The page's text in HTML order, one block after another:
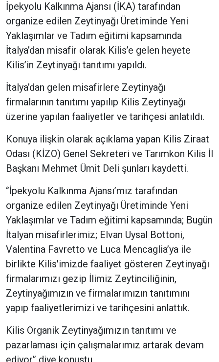
İpekyolu Kalkınma Ajansı (İKA) tarafından
organize edilen Zeytinyağı Üretiminde Yeni
Yaklaşımlar ve Tadım eğitimi kapsamında
İtalya’dan misafir olarak Kilis’e gelen heyete
Kilis’in Zeytinyağı tanıtımı yapıldı.
İtalya’dan gelen misafirlere Zeytinyağı
firmalarının tanıtımı yapılıp Kilis Zeytinyağı
üzerine yapılan faaliyetler ve tarihçesi anlatıldı.
Konuya ilişkin olarak açıklama yapan Kilis Ziraat
Odası (KİZO) Genel Sekreteri ve Tarımkon Kilis İl
Başkanı Mehmet Ümit Deli şunları kaydetti.
‘’İpekyolu Kalkınma Ajansı’mız tarafından
organize edilen Zeytinyağı Üretiminde Yeni
Yaklaşımlar ve Tadım eğitimi kapsamında; Bugün
İtalyan misafirlerimiz; Elvan Uysal Bottoni,
Valentina Favretto ve Luca Mencaglia’ya ile
birlikte Kilis'imizde faaliyet gösteren Zeytinyağı
firmalarımızı gezip İlimiz Zeytinciliğinin,
Zeytinyağımızın ve firmalarımızın tanıtımını
yapıp faaliyetlerimizi ve tarihçesini anlattık.
Kilis Organik Zeytinyağımızın tanıtımı ve
pazarlaması için çalışmalarımız artarak devam
ediyor’’ diye konuştu.